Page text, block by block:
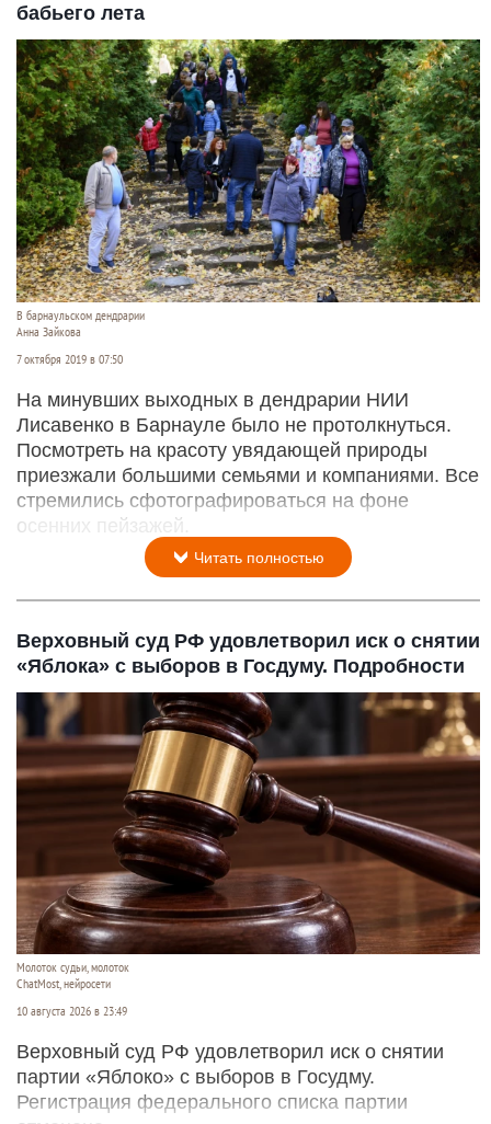
бабьего лета
В барнаульском дендрарии
Анна Зайкова
7 октября 2019 в 07:50
На минувших выходных в дендрарии НИИ
Лисавенко в Барнауле было не протолкнуться.
Посмотреть на красоту увядающей природы
приезжали большими семьями и компаниями. Все
стремились сфотографироваться на фоне
осенних пейзажей.
Читать полностью
Верховный суд РФ удовлетворил иск о снятии
«Яблока» с выборов в Госдуму. Подробности
Молоток судьи, молоток
ChatMost, нейросети
10 августа 2026 в 23:49
Верховный суд РФ удовлетворил иск о снятии
партии «Яблоко» с выборов в Госудму.
Регистрация федерального списка партии